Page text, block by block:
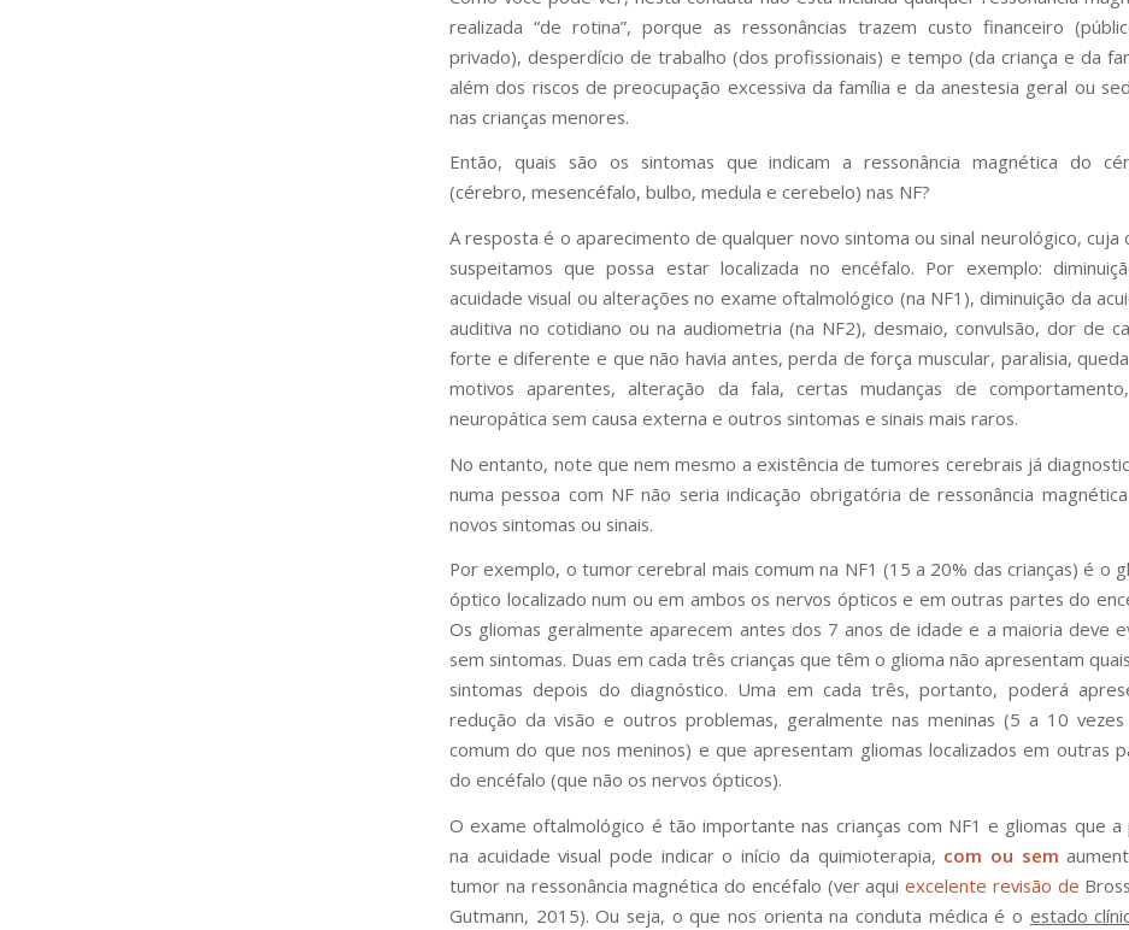
realizada “de rotina”, porque as ressonâncias trazem custo financeiro
privado), desperdício de trabalho (dos profissionais) e tempo (da criança e da
além dos riscos de preocupação excessiva da família e da anestesia geral ou
nas crianças menores.
Então, quais são os sintomas que indicam a ressonância magnética do
(cérebro, mesencéfalo, bulbo, medula e cerebelo) nas NF?
A resposta é o aparecimento de qualquer novo sintoma ou sinal neurológico, cuja
suspeitamos que possa estar localizada no encéfalo. Por exemplo:
acuidade visual ou alterações no exame oftalmológico (na NF1), diminuição da
auditiva no cotidiano ou na audiometria (na NF2), desmaio, convulsão, dor de
forte e diferente e que não havia antes, perda de força muscular, paralisia,
motivos aparentes, alteração da fala, certas mudanças de
neuropática sem causa externa e outros sintomas e sinais mais raros.
No entanto, note que nem mesmo a existência de tumores cerebrais já
numa pessoa com NF não seria indicação obrigatória de ressonância
novos sintomas ou sinais.
Por exemplo, o tumor cerebral mais comum na NF1 (15 a 20% das crianças) é o
óptico localizado num ou em ambos os nervos ópticos e em outras partes do
Os gliomas geralmente aparecem antes dos 7 anos de idade e a maioria deve
sem sintomas. Duas em cada três crianças que têm o glioma não apresentam
sintomas depois do diagnóstico. Uma em cada três, portanto, poderá
redução da visão e outros problemas, geralmente nas meninas (5 a 10 vezes
comum do que nos meninos) e que apresentam gliomas localizados em outras
do encéfalo (que não os nervos ópticos).
O exame oftalmológico é tão importante nas crianças com NF1 e gliomas que a
na acuidade visual pode indicar o início da quimioterapia, com ou sem
tumor na ressonância magnética do encéfalo (ver aqui excelente revisão de
Gutmann, 2015). Ou seja, o que nos orienta na conduta médica é o estado